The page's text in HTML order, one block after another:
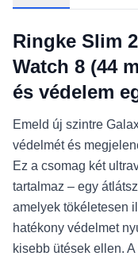
Ringke Slim
Watch 8 (44
és védelem
Emeld új szintre
védelmét és
Ez a csomag két
tartalmaz – egy
amelyek tökéletesen
hatékony védelmet
kisebb ütések ellen.